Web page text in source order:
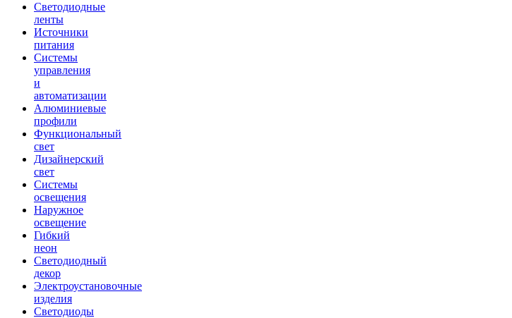
Светодиодные
ленты
Источники
питания
Системы
управления
и
автоматизации
Алюминиевые
профили
Функциональный
свет
Дизайнерский
свет
Системы
освещения
Наружное
освещение
Гибкий
неон
Светодиодный
декор
Электроустановочные
изделия
Светодиоды